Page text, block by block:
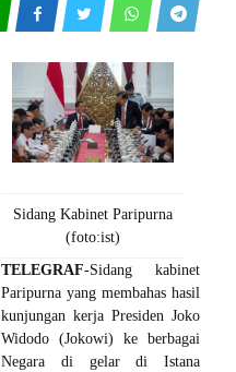
132
Sidang Kabinet Paripurna
(foto:ist)
TELEGRAF-Sidang kabinet
Paripurna yang membahas hasil
kunjungan kerja Presiden Joko
Widodo (Jokowi) ke berbagai
Negara di gelar di Istana